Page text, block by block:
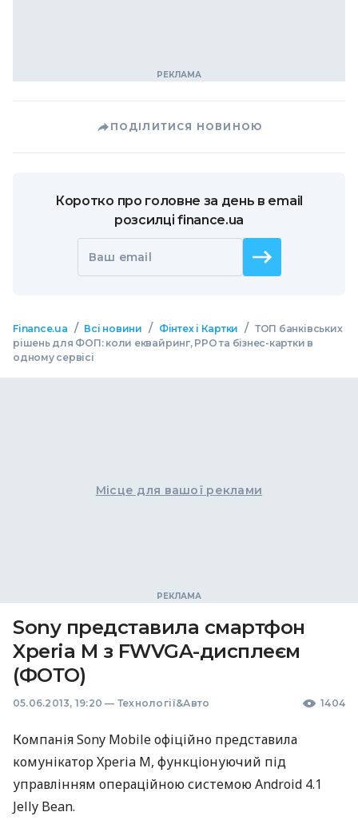
ПОДІЛИТИСЯ НОВИНОЮ
Коротко про головне за день в email
розсилці finance.ua
Ваш email
Finance.ua / Всі новини / Фінтех і Картки / ТОП банківських
рішень для ФОП: коли еквайринг, РРО та бізнес-картки в
одному сервісі
Місце для вашої реклами
Sony представила смартфон
Xperia M з FWVGA-дисплеєм
(ФОТО)
05.06.2013, 19:20 — Технології&Авто 1404
Компанія Sony Mobile офіційно представила
комунікатор Xperia M, функціонуючий під
управлінням операційною системою Android 4.1
Jelly Bean.